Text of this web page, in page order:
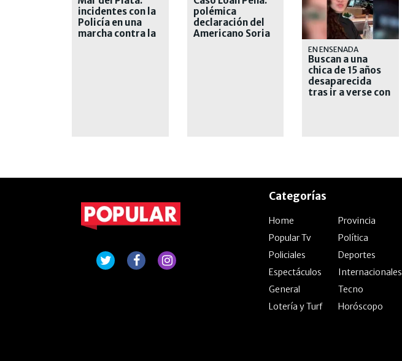
incidentes con la
Policía en una
marcha contra la
polémica
declaración del
Americano Soria
EN ENSENADA
Buscan a una
chica de 15 años
desaparecida
tras ir a verse con
Categorías
Home
Provincia
Popular Tv
Política
Policiales
Deportes
Espectáculos
Internacionales
General
Tecno
Lotería y Turf
Horóscopo